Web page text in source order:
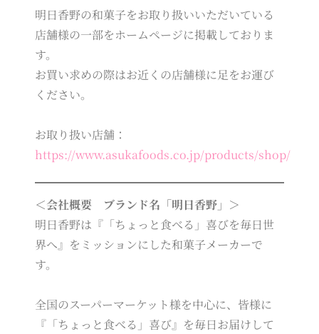
明日香野の和菓子をお取り扱いいただいている
店舗様の一部をホームページに掲載しておりま
す。
お買い求めの際はお近くの店舗様に足をお運び
ください。
お取り扱い店舗：
https://www.asukafoods.co.jp/products/shop/
＜会社概要 ブランド名「明日香野」＞
明日香野は『「ちょっと食べる」喜びを毎日世
界へ』をミッションにした和菓子メーカーで
す。
全国のスーパーマーケット様を中心に、皆様に
『「ちょっと食べる」喜び』を毎日お届けして